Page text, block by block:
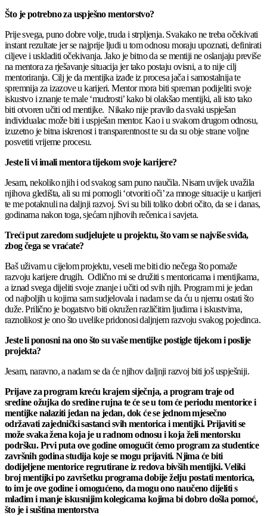
Što je potrebno za uspješno mentorstvo?
Prije svega, puno dobre volje, truda i strpljenja. Svakako ne treba očekivati
instant rezultate jer se najprije ljudi u tom odnosu moraju upoznati, definirati
ciljeve i uskladiti očekivanja. Jako je bitno da se mentiji ne oslanjaju previše
na mentora za rješavanje situacija jer tako postaju ovisni, a to nije cilj
mentoriranja. Cilj je da mentijka izađe iz procesa jača i samostalnija te
spremnija za izazove u karijeri. Mentor mora biti spreman podijeliti svoje
iskustvo i znanje te male ‘mudrosti’ kako bi olakšao mentijki, ali isto tako
biti otvoren učiti od mentijke. Nikako nije pravilo da svaki uspješan
individualac može biti i uspješan mentor. Kao i u svakom drugom odnosu,
izuzetno je bitna iskrenost i transparentnost te su da su obje strane voljne
posvetiti vrijeme procesu.
Jeste li vi imali mentora tijekom svoje karijere?
Jesam, nekoliko njih i od svakog sam puno naučila. Nisam uvijek uvažila
njihova gledišta, ali su mi pomogli ‘otvoriti oči’ za mnoge situacije u karijeri
te me potaknuli na daljnji razvoj. Svi su bili toliko dobri očito, da se i danas,
godinama nakon toga, sjećam njihovih rečenica i savjeta.
Treći put zaredom sudjelujete u projektu, što vam se najviše sviđa,
zbog čega se vraćate?
Baš uživam u cijelom projektu, veseli me biti dio nečega što pomaže
razvoju karijere drugih. Odlično mi se družiti s mentoricama i mentijkama,
a iznad svega dijeliti svoje znanje i učiti od svih njih. Program mi je jedan
od najboljih u kojima sam sudjelovala i nadam se da ću u njemu ostati što
duže. Prilično je bogatstvo biti okružen različitim ljudima i iskustvima,
raznolikost je ono što uvelike pridonosi daljnjem razvoju svakog pojedinca.
Jeste li ponosni na ono što su vaše mentijke postigle tijekom i poslije
projekta?
Jesam, naravno, a nadam se da će njihov daljnji razvoj biti još uspješniji.
Prijave za program kreću krajem siječnja, a program traje od
sredine ožujka do sredine rujna te će se u tom će periodu mentorice i
mentijke nalaziti jedan na jedan, dok će se jednom mjesečno
održavati zajednički sastanci svih mentorica i mentijki. Prijaviti se
može svaka žena koja je u radnom odnosu i koja želi mentorsku
podršku. Prvi puta ove godine omogućit ćemo program za studentice
završnih godina studija koje se mogu prijaviti. Njima će biti
dodijeljene mentorice regrutirane iz redova bivših mentijki. Veliki
broj mentijki po završetku programa dobije želju postati mentorica,
to im je ove godine i omogućeno, da mogu ono naučeno dijeliti s
mlađim i manje iskusnijim kolegicama kojima bi dobro došla pomoć,
što je i suština mentorstva